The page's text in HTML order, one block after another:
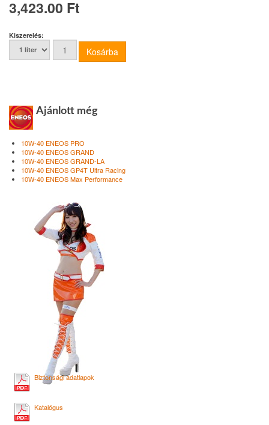
3,423.00 Ft
Kiszerelés:
Ajánlott még
10W-40 ENEOS PRO
10W-40 ENEOS GRAND
10W-40 ENEOS GRAND-LA
10W-40 ENEOS GP4T Ultra Racing
10W-40 ENEOS Max Performance
Biztonsági adatlapok
Katalógus